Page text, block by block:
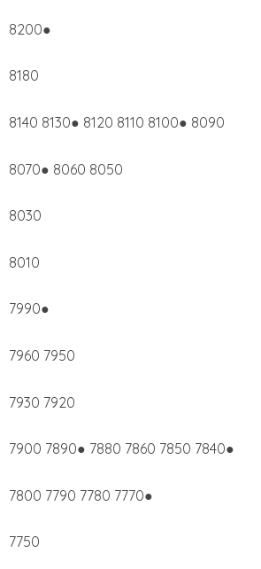
8200●
8180
8140 8130● 8120 8110 8100● 8090
8070● 8060 8050
8030
8010
7990●
7960 7950
7930 7920
7900 7890● 7880 7860 7850 7840●
7800 7790 7780 7770●
7750